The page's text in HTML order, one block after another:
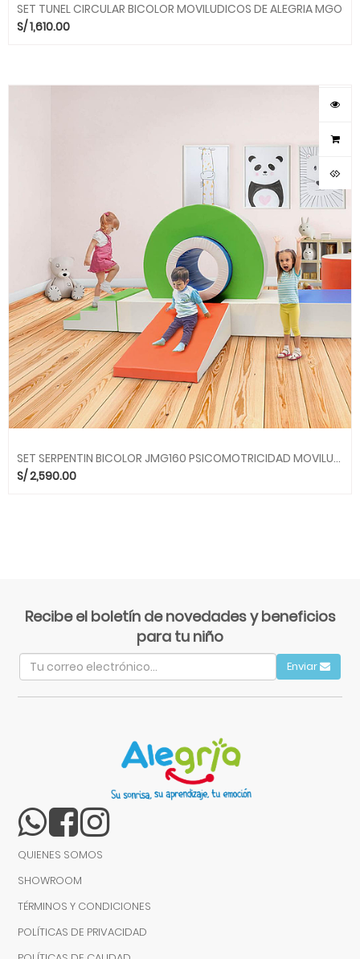
SET TUNEL CIRCULAR BICOLOR MOVILUDICOS DE ALEGRIA MGO
S/1,610.00
SET SERPENTIN BICOLOR JMG160 PSICOMOTRICIDAD MOVILUDICOS MGO
S/2,590.00
Recibe el boletín de novedades y beneficios
para tu niño
Enviar
QUIENES SOMOS
SHOWROOM
TÉRMINOS Y CONDICIONES
POLÍTICAS DE PRIVACIDAD